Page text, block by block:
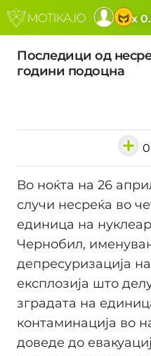
x
Последици од
години подоцна
0
Во ноќта на 26
случи несреќа во
единица на
Чернобил,
депресуризација
експлозија што
зградата на
контаминација во
доведе до